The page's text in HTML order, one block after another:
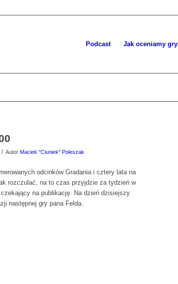
Podcast Jak oceniamy gry
/ Autor Maciek "Ciuniek" Poleszak
odcinków Gradania i cztery lata na
rozczulać, na to czas przyjdzie za tydzień w
na publikację. Na dzień dzisiejszy
następnej gry pana Felda.